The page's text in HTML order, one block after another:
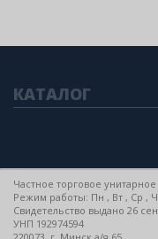
КАТАЛОГ
Частное торговое
Режим работы: Пн , Вт , Ср ,
Свидетельство выдано 26
УНП 192974594
220073, г. Минск а/я 65